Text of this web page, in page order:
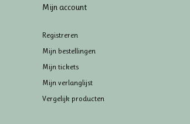
Mijn account
Registreren
Mijn bestellingen
Mijn tickets
Mijn verlanglijst
Vergelijk producten